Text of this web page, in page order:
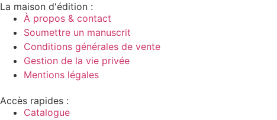
La maison d'édition :
À propos & contact
Soumettre un manuscrit
Conditions générales de vente
Gestion de la vie privée
Mentions légales
Accès rapides :
Catalogue